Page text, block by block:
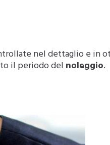
nel dettaglio e in
il periodo del noleggio.